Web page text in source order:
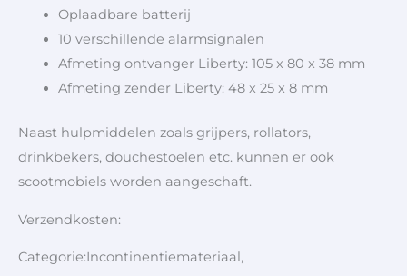
Oplaadbare batterij
10 verschillende alarmsignalen
Afmeting ontvanger Liberty: 105 x 80 x 38 mm
Afmeting zender Liberty: 48 x 25 x 8 mm
Naast hulpmiddelen zoals grijpers, rollators,
drinkbekers, douchestoelen etc. kunnen er ook
scootmobiels worden aangeschaft.
Verzendkosten:
Categorie:Incontinentiemateriaal,